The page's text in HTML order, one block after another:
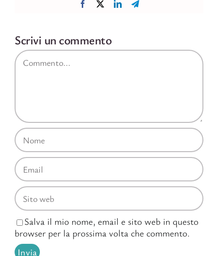
Facebook LinkedInTelegram
Scrivi un commento
Commento
Salva il mio nome, email e sito web in questo
browser per la prossima volta che commento.